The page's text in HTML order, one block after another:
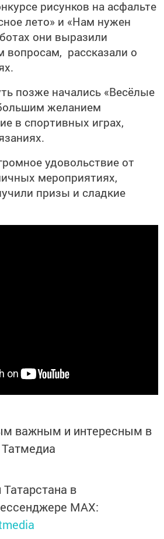
рисунков на асфальте
лето» и «Нам нужен
они выразили
вопросам, рассказали о
позже начались «Весёлые
желанием
в спортивных играх,
удовольствие от
мероприятиях,
призы и сладкие
важным и интересным в
Татмедиа
в
MАХ: